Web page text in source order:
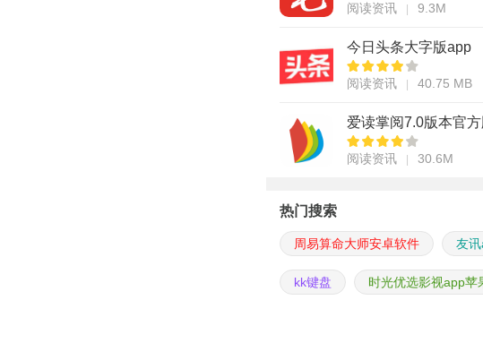
阅读资讯 9.3M
今日头条大字版app
阅读资讯 40.75 MB
爱读掌阅7.0版本官方
阅读资讯 30.6M
热门搜索
周易算命大师安卓软件 友
kk键盘 时光优选影视app苹